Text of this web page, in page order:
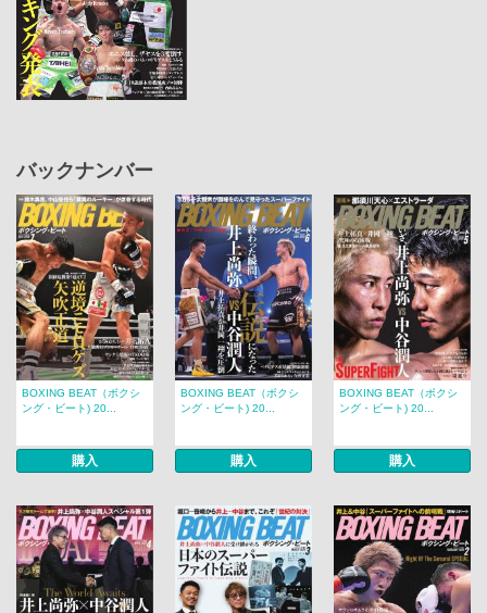
バックナンバー
BOXING BEAT（ボクシ
ング・ビート) 20...
購入
BOXING BEAT（ボクシ
ング・ビート) 20...
購入
BOXING BEAT（ボクシ
ング・ビート) 20...
購入